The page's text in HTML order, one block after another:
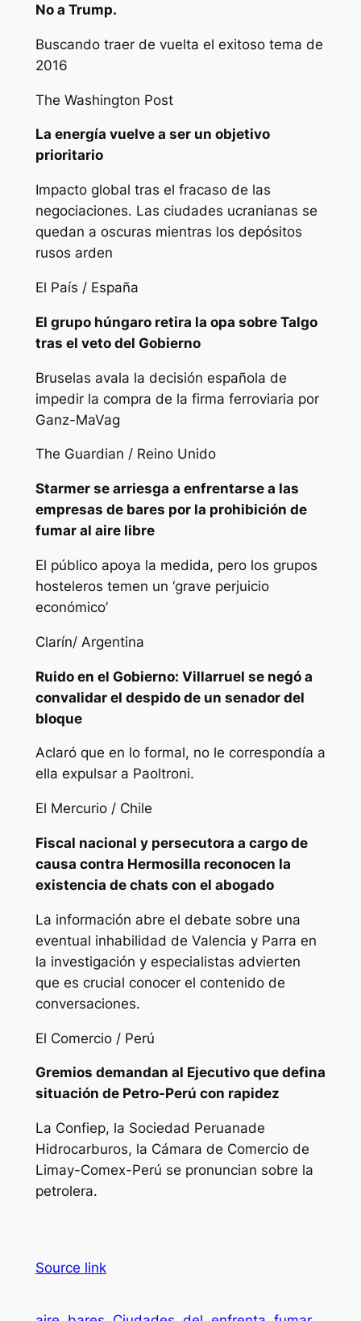
No a Trump.
Buscando traer de vuelta el exitoso tema de
2016
The Washington Post
La energía vuelve a ser un objetivo
prioritario
Impacto global tras el fracaso de las
negociaciones. Las ciudades ucranianas se
quedan a oscuras mientras los depósitos
rusos arden
El País / España
El grupo húngaro retira la opa sobre Talgo
tras el veto del Gobierno
Bruselas avala la decisión española de
impedir la compra de la firma ferroviaria por
Ganz-MaVag
The Guardian / Reino Unido
Starmer se arriesga a enfrentarse a las
empresas de bares por la prohibición de
fumar al aire libre
El público apoya la medida, pero los grupos
hosteleros temen un ‘grave perjuicio
económico’
Clarín/ Argentina
Ruido en el Gobierno: Villarruel se negó a
convalidar el despido de un senador del
bloque
Aclaró que en lo formal, no le correspondía a
ella expulsar a Paoltroni.
El Mercurio / Chile
Fiscal nacional y persecutora a cargo de
causa contra Hermosilla reconocen la
existencia de chats con el abogado
La información abre el debate sobre una
eventual inhabilidad de Valencia y Parra en
la investigación y especialistas advierten
que es crucial conocer el contenido de
conversaciones.
El Comercio / Perú
Gremios demandan al Ejecutivo que defina
situación de Petro-Perú con rapidez
La Confiep, la Sociedad Peruanade
Hidrocarburos, la Cámara de Comercio de
Limay-Comex-Perú se pronuncian sobre la
petrolera.
Source link